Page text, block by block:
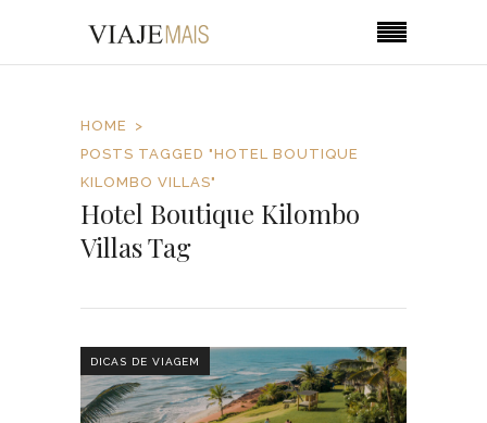
HOME
POSTS TAGGED "HOTEL BOUTIQUE
KILOMBO VILLAS"
Hotel Boutique Kilombo
Villas Tag
DICAS DE VIAGEM